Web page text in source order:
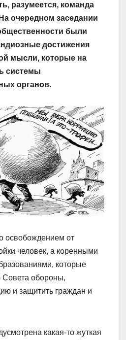
разумеется, команда
очередном заседании
были
достижения
мысли, которые на
системы
органов.
освобождением от
человек, а коренными
которые
обороны,
и защитить граждан и
какая-то жуткая